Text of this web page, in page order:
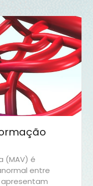
(MAV) é
entre
apresentam